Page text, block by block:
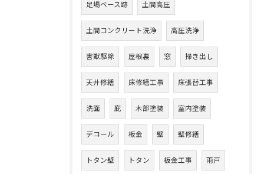
足場ベース跡 土間高圧
土間コンクリート洗浄 高圧洗浄
害獣駆除 屋根裏 窓 掃き出し
天井修繕 床修繕工事 床張替工事
洗面 庇 木部塗装 室内塗装
デコール 板金 壁 壁修繕
トタン壁 トタン 板金工事 雨戸